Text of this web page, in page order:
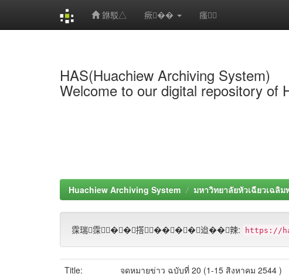
銝駁△ 瘚�� 瘙
HAS(Huachiew Archiving System)
Welcome to our digital repository of
Huachiew Archiving System มหาวิทยาลัยหัวเฉียวเฉลิม
霂瑞霂��撘����迨��辣: https://
Title:
จดหมายข่าว ฉบับที่ 20 (1-15 สิงหาคม 2544 )